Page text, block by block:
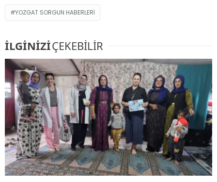
YOZGAT SORGUN HABERLERI
İLGİNİZİÇEKEBİLİR